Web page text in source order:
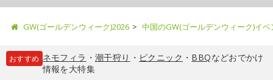
GW(ゴールデンウィーク)2026 中国のGW(ゴールデンウィーク)イ
おすすめ ネモフィラ ・ 潮干狩り ・ ピクニック ・ BBQなどおでかけ
情報を大特集